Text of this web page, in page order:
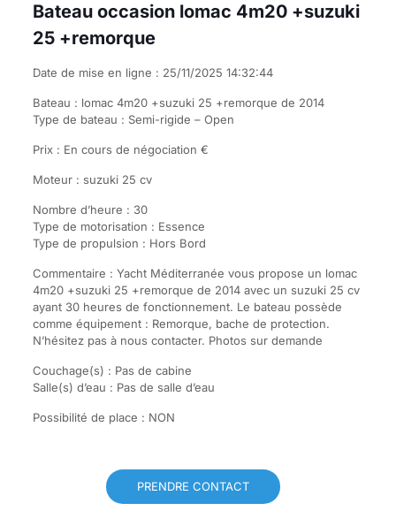
Bateau occasion lomac 4m20 +suzuki
25 +remorque
Date de mise en ligne : 25/11/2025 14:32:44
Bateau : lomac 4m20 +suzuki 25 +remorque de 2014
Type de bateau : Semi-rigide – Open
Prix : En cours de négociation €
Moteur : suzuki 25 cv
Nombre d’heure : 30
Type de motorisation : Essence
Type de propulsion : Hors Bord
Commentaire : Yacht Méditerranée vous propose un lomac
4m20 +suzuki 25 +remorque de 2014 avec un suzuki 25 cv
ayant 30 heures de fonctionnement. Le bateau possède
comme équipement : Remorque, bache de protection.
N’hésitez pas à nous contacter. Photos sur demande
Couchage(s) : Pas de cabine
Salle(s) d’eau : Pas de salle d’eau
Possibilité de place : NON
PRENDRE CONTACT